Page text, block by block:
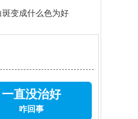
斑变成什么色为好
一直没治好
咋回事